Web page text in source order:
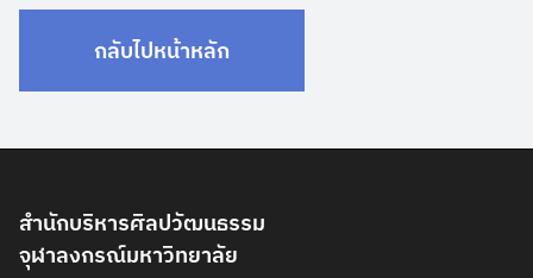
กลับไปหน้าหลัก
สำนักบริหารศิลปวัฒนธรรม
จุฬาลงกรณ์มหาวิทยาลัย